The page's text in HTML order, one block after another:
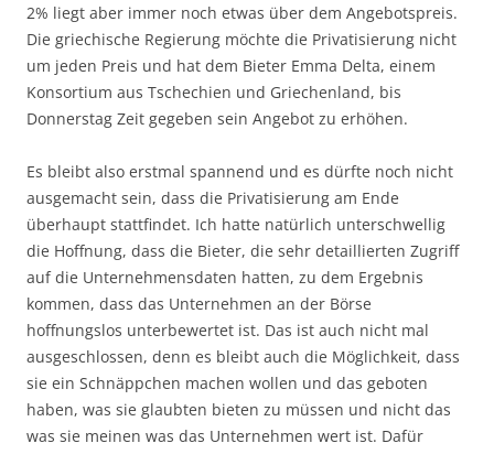
2% liegt aber immer noch etwas über dem Angebotspreis.
Die griechische Regierung möchte die Privatisierung nicht
um jeden Preis und hat dem Bieter Emma Delta, einem
Konsortium aus Tschechien und Griechenland, bis
Donnerstag Zeit gegeben sein Angebot zu erhöhen.
Es bleibt also erstmal spannend und es dürfte noch nicht
ausgemacht sein, dass die Privatisierung am Ende
überhaupt stattfindet. Ich hatte natürlich unterschwellig
die Hoffnung, dass die Bieter, die sehr detaillierten Zugriff
auf die Unternehmensdaten hatten, zu dem Ergebnis
kommen, dass das Unternehmen an der Börse
hoffnungslos unterbewertet ist. Das ist auch nicht mal
ausgeschlossen, denn es bleibt auch die Möglichkeit, dass
sie ein Schnäppchen machen wollen und das geboten
haben, was sie glaubten bieten zu müssen und nicht das
was sie meinen was das Unternehmen wert ist. Dafür